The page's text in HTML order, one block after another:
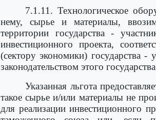
7.1.11. Технологическое
нему, сырье и материалы,
территории государства -
инвестиционного проекта,
(сектору экономики) государства -
законодательством этого
Указанная льгота
такое сырье и/или материалы не
для реализации инвестиционного